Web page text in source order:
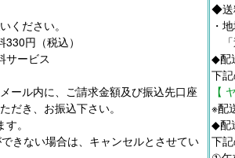
ください。
円（税込）
サービス
ール内に、ご請求金額及び振込先口座
だき、お振込下さい。
。
きない場合は、キャンセルとさせてい
◆送
・
「
◆配
下
【
※配
◆配
下